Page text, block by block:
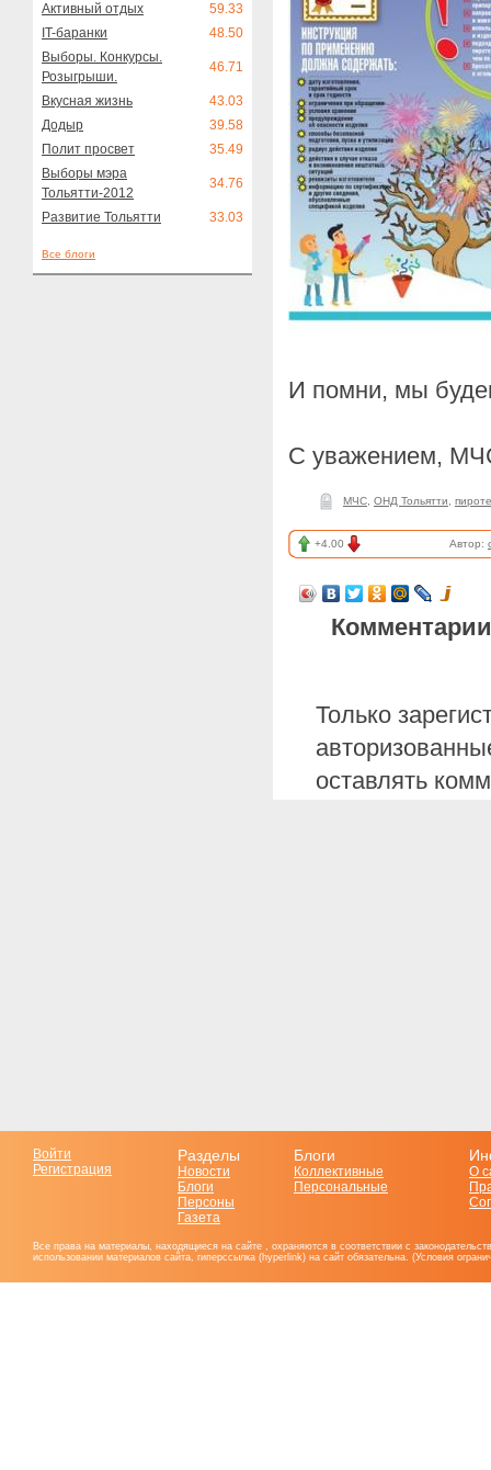
Активный отдых
59.33
IT-баранки
48.50
Выборы. Конкурсы.
Розыгрыши.
46.71
Вкусная жизнь
43.03
Додыр
39.58
Полит просвет
35.49
Выборы мэра
Тольятти-2012
34.76
Развитие Тольятти 33.03
Все блоги
И помни, мы
С уважением,
МЧС ОНД Тольятти
+4.00 Автор:
Только
оставлять
Войти
Регистрация
Разделы
Новости
Блоги
Персоны
Газета
Блоги
Коллективные
Персональные
О
Все права на материалы, находящиеся на сайте , охраняются в соответствии с
использовании материалов сайта, гиперссылка (hyperlink) на сайт обязательна. (Условия